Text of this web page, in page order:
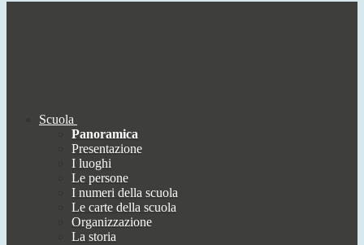
Scuola
Panoramica
Presentazione
I luoghi
Le persone
I numeri della scuola
Le carte della scuola
Organizzazione
La storia